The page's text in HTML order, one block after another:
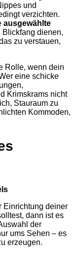
und
verzichten.
ausgewählte
Blickfang dienen,
zu verstauen,
Rolle, wenn dein
eine schicke
Krimskrams nicht
Stauraum zu
Kommoden,
Einrichtung deiner
dann ist es
der
ums Sehen – es
erzeugen.